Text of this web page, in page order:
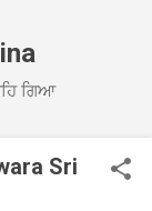
ਗਿਆ
Sri